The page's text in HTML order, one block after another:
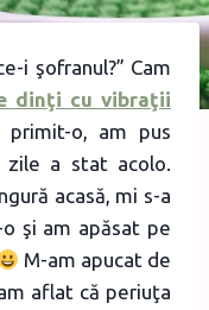
i şofranul?” Cam
dinţi cu vibraţii
primit-o, am pus
zile a stat acolo.
acasă, mi s-a
şi am apăsat pe
M-am apucat de
aflat că periuţa